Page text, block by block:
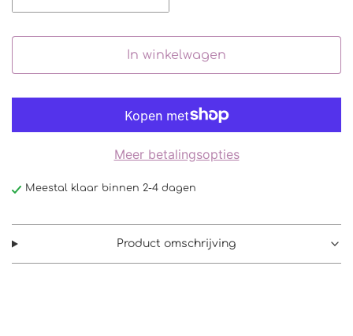
In winkelwagen
Meer betalingsopties
Meestal klaar binnen 2-4 dagen
Product omschrijving